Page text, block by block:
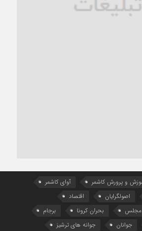
و پرورش کاشمر
آوای کاشمر
اصولگرایان
اقتصاد
مجلس بحران کرونا
برجام
جوانان
جوانه های ترشیز